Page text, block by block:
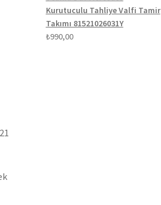
Kurutuculu Tahliye Valfi Tamir
Takımı 81521026031Y
₺990,00